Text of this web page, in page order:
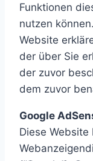
Funktionen
nutzen
Website
der über Sie
der zuvor
dem zuvor
Google
Diese